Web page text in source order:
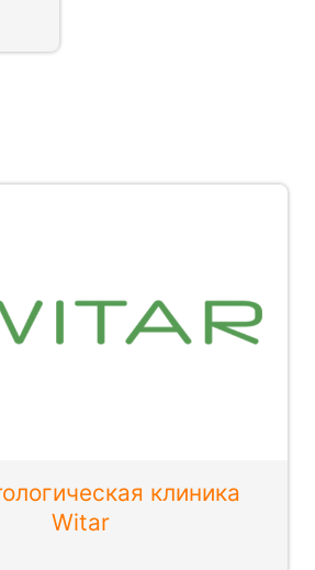
клиника
Witar